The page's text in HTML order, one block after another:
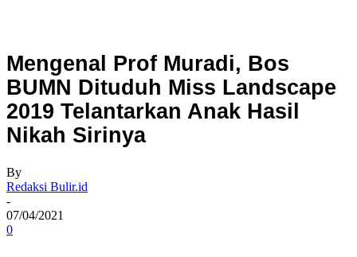
Mengenal Prof Muradi, Bos
BUMN Dituduh Miss Landscape
2019 Telantarkan Anak Hasil
Nikah Sirinya
By
Redaksi Bulir.id
-
07/04/2021
0